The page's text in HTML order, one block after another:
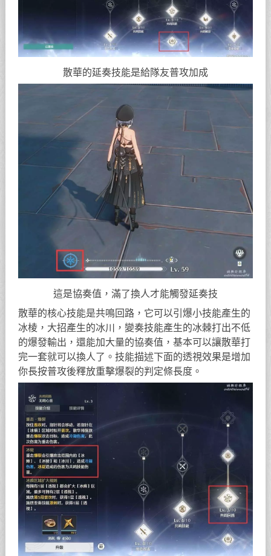
散華的延奏技能是給隊友普攻加成
這是協奏值，滿了換人才能觸發延奏技
散華的核心技能是共鳴回路，它可以引爆小技能產生的
冰棱，大招產生的冰川，變奏技能產生的冰棘打出不低
的爆發輸出，還能加大量的協奏值，基本可以讓散華打
完一套就可以換人了。技能描述下面的透視效果是增加
你長按普攻後釋放重擊爆裂的判定條長度。